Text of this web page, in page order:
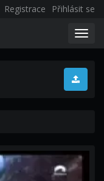
Registrace Přihlásit se